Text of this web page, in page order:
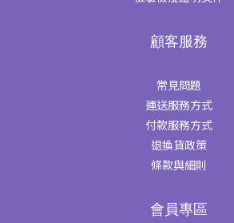
顧客服務
常見問題
運送服務方式
付款服務方式
退換貨政策
條款與細則
會員專區